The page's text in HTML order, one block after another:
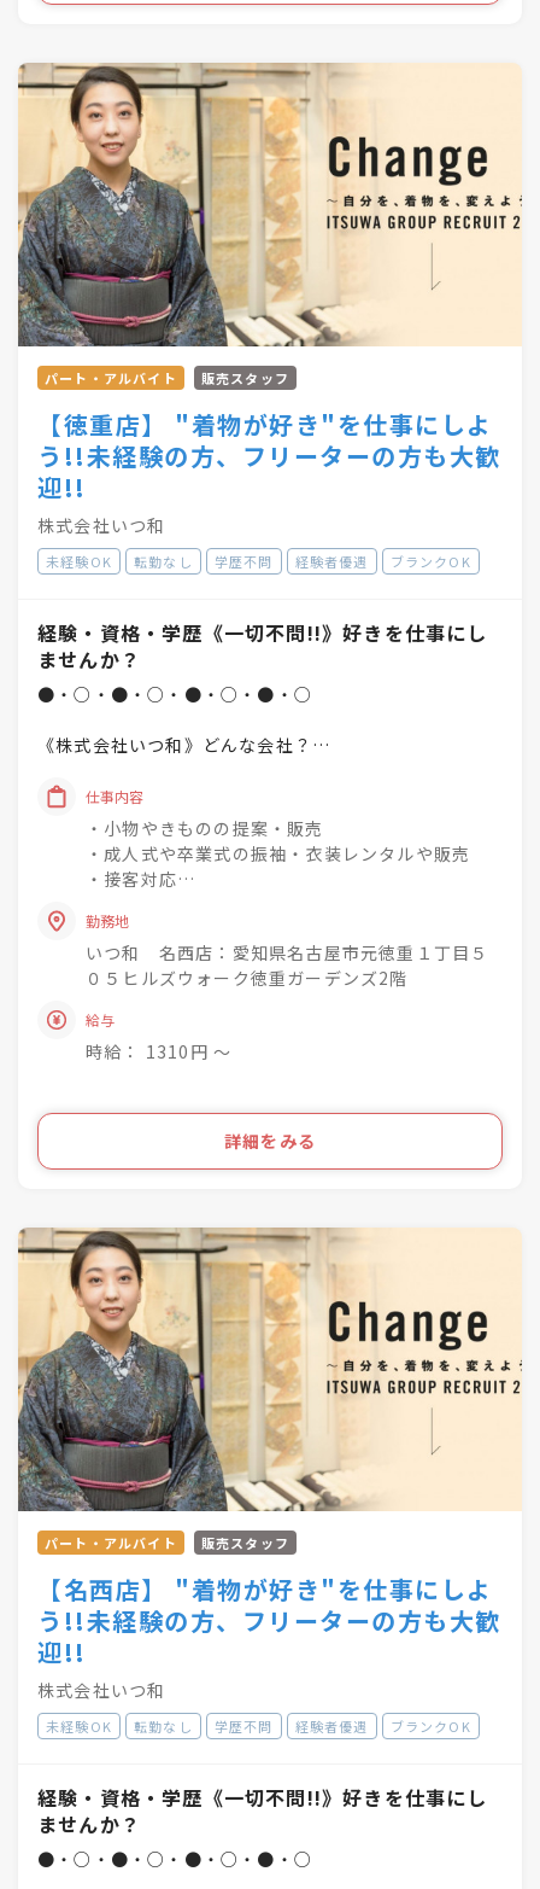
●・○・●・○・●・○・●・〇
パート・アルバイト 販売スタッフ
【徳重店】 "着物が好き"を仕事にしよ
う!!未経験の方、フリーターの方も大歓
迎!!
株式会社いつ和
未経験OK 転勤なし 学歴不問 経験者優遇 ブランクOK
経験・資格・学歴《一切不問!!》好きを仕事にし
ませんか？
●・○・●・○・●・○・●・○
《株式会社いつ和》どんな会社？
「一人でも多く、一度でも多く、
着物着姿を増やしていく」
という理念を掲げています♪
興味関心を深めながら
成長できる社風◎
「いつ和」29店舗
「いつ和・ふるーれ」4店舗
「成人式サロンKiRARA（振袖専門）」 4店舗
「きものの相談窓口MATSUYA」1店舗
●・○・●・○・●・○・●・〇
仕事内容
・小物やきものの提案・販売
・成人式や卒業式の振袖・衣装レンタルや販売
・接客対応
・おでかけ会 / 着付け教室 / お手入れ相談会のご
案内
お客様のそんな疑問や不安を解消して差し上げて
きものをより身近に、気軽に、そして楽しんで頂
ライフスタイルの多様化を実現するのが私たちの
勤務地
いつ和 名西店：愛知県名古屋市元徳重１丁目５
０５ヒルズウォーク徳重ガーデンズ2階
給与
時給： 1310円 〜
詳細をみる
パート・アルバイト 販売スタッフ
【名西店】 "着物が好き"を仕事にしよ
う!!未経験の方、フリーターの方も大歓
迎!!
株式会社いつ和
未経験OK 転勤なし 学歴不問 経験者優遇 ブランクOK
経験・資格・学歴《一切不問!!》好きを仕事にし
ませんか？
●・○・●・○・●・○・●・○